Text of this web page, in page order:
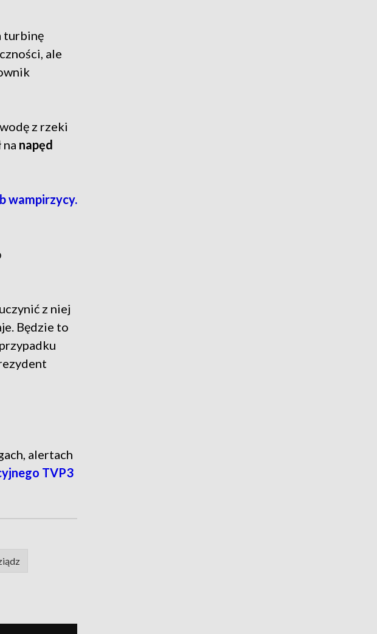
turbinę
ale
z rzeki
na napęd
wampirzycy.
z niej
Będzie to
alertach
TVP3